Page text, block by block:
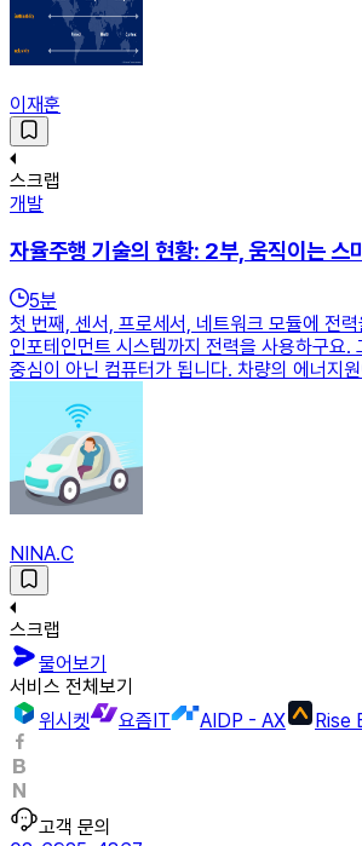
이재훈
스크랩
개발
자율주행 기술의 현황: 2부, 움직이는 스
5분
첫 번째, 센서, 프로세서, 네트워크 모듈에 전
인포테인먼트 시스템까지 전력을 사용하구요.
중심이 아닌 컴퓨터가 됩니다. 차량의 에너지
NINA.C
스크랩
물어보기
서비스 전체보기
위시켓
요즘IT AIDP - AX Rise
고객 문의